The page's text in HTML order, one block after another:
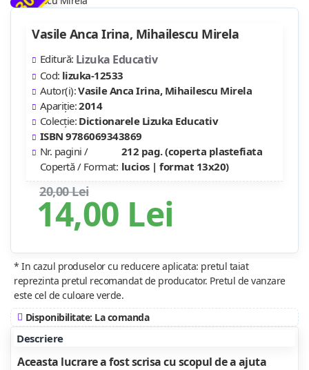
14,00 Lei
20,00 Lei
Vasile Anca Irina, Mihailescu Mirela
Editură: Lizuka Educativ
Cod: lizuka-12533
Autor(i):Vasile Anca Irina, Mihailescu Mirela
Apariție:2014
Colecție: Dictionarele Lizuka Educativ
ISBN 9786069343869
Nr. pagini /
Copertă / Format:
212 pag. (coperta plastefiata
lucios | format 13x20)
* In cazul produselor cu reducere aplicata: pretul taiat
reprezinta pretul recomandat de producator. Pretul de vanzare
este cel de culoare verde.
Disponibilitate: La comanda
Descriere
Aceasta lucrare a fost scrisa cu scopul de a ajuta